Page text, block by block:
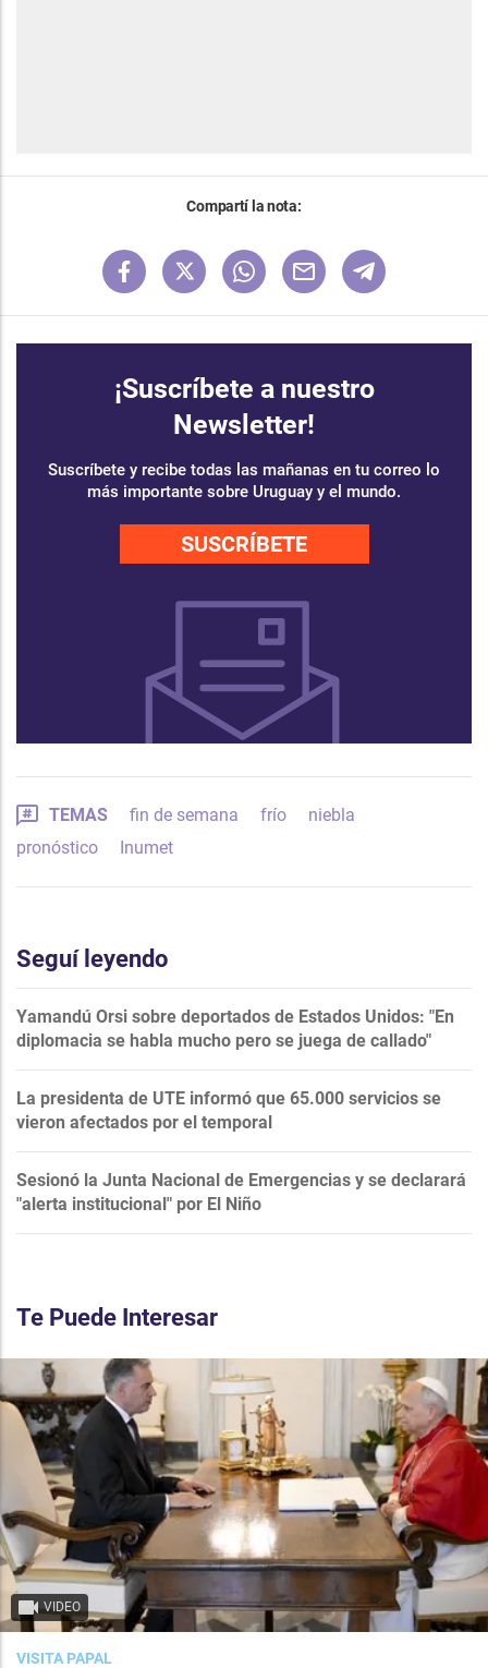
Compartí la nota:
¡Suscríbete a nuestro
Newsletter!
Suscríbete y recibe todas las mañanas en tu correo lo
más importante sobre Uruguay y el mundo.
SUSCRÍBETE
TEMAS fin de semana frío
niebla
pronóstico
Inumet
Seguí leyendo
Yamandú Orsi sobre deportados de Estados Unidos: "En
diplomacia se habla mucho pero se juega de callado"
La presidenta de UTE informó que 65.000 servicios se
vieron afectados por el temporal
Sesionó la Junta Nacional de Emergencias y se declarará
"alerta institucional" por El Niño
Te Puede Interesar
VIDEO
VISITA PAPAL